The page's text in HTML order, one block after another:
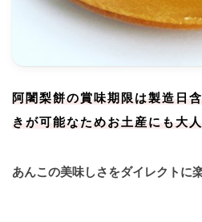
阿闍梨餅の賞味期限は製造日
きが可能なためお土産にも大人
あんこの美味しさをダイレクトに